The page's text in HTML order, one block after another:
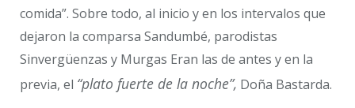
comida”. Sobre todo, al inicio y en los intervalos que
dejaron la comparsa Sandumbé, parodistas
Sinvergüenzas y Murgas Eran las de antes y en la
previa, el “plato fuerte de la noche”, Doña Bastarda.